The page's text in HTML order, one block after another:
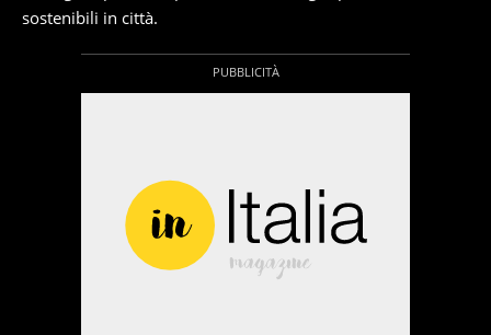
sostenibili in città.